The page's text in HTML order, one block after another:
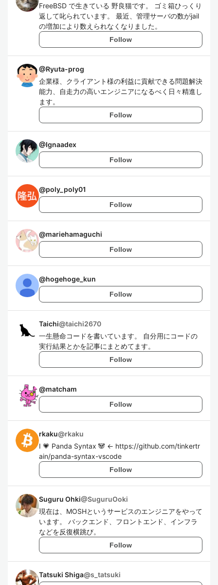
FreeBSD で生きている 野良猫です。 ゴミ箱ひっくり
返して叱られています。 最近、管理サーバの数がjail
の増加により数えられなくなりました。
Follow
@Ryuta-prog
企業様、クライアント様の利益に貢献できる問題解決
能力、自走力の高いエンジニアになるべく日々精進し
ます。
Follow
@Ignaadex
Follow
@poly_poly01
Follow
@mariehamaguchi
Follow
@hogehoge_kun
Follow
Taichi@taichi2670
一生懸命コードを書いています。 自分用にコードの
実行結果とかを記事にまとめてます。
Follow
@matcham
Follow
rkaku@rkaku
I 💗 Panda Syntax 🐼 <- https://github.com/tinkertr
ain/panda-syntax-vscode
Follow
Suguru Ohki@SuguruOoki
現在は、MOSHというサービスのエンジニアをやって
います。 バックエンド、フロントエンド、インフラ
などを反復横跳び。
Follow
Tatsuki Shiga@s_tatsuki